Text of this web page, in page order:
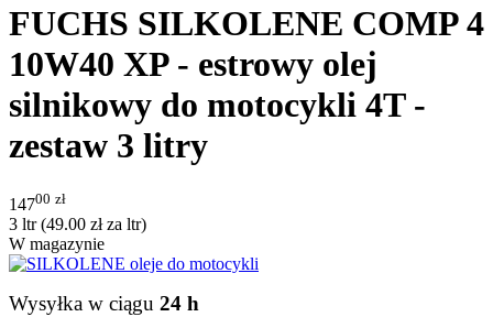
FUCHS SILKOLENE COMP 4
10W40 XP - estrowy olej
silnikowy do motocykli 4T -
zestaw 3 litry
14700 zł
3 ltr (49.00 złza ltr)
W magazynie
Wysyłka w ciągu 24 h